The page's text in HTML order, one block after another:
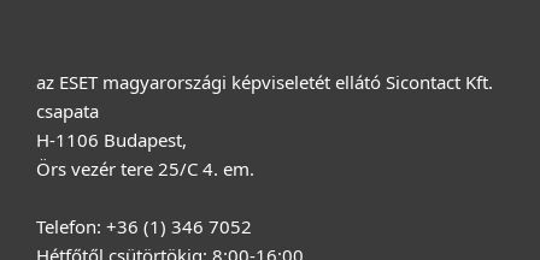
az ESET magyarországi képviseletét ellátó Sicontact Kft.
csapata
H-1106 Budapest,
Örs vezér tere 25/C 4. em.
Telefon: +36 (1) 346 7052
Hétfőtől csütörtökig: 8:00-16:00